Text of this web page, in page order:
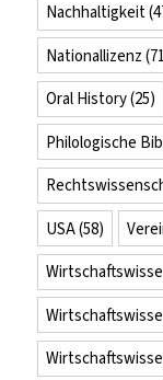
Nachhaltigkeit
Nationallizenz
Oral History(25)
Philologische
USA(58)